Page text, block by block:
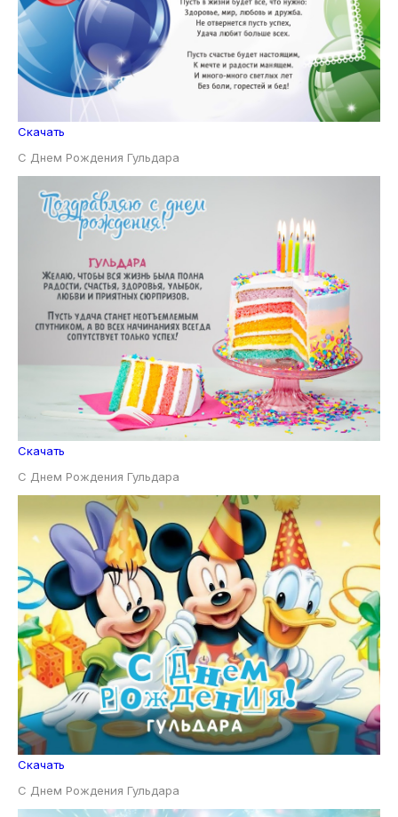
Скачать
С Днем Рождения Гульдара
Скачать
С Днем Рождения Гульдара
Скачать
С Днем Рождения Гульдара